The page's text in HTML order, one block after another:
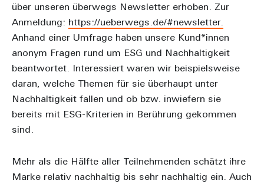
über unseren überwegs Newsletter erhoben. Zur
Anmeldung: https://ueberwegs.de/#newsletter.
Anhand einer Umfrage haben unsere Kund*innen
anonym Fragen rund um ESG und Nachhaltigkeit
beantwortet. Interessiert waren wir beispielsweise
daran, welche Themen für sie überhaupt unter
Nachhaltigkeit fallen und ob bzw. inwiefern sie
bereits mit ESG-Kriterien in Berührung gekommen
sind.
Mehr als die Hälfte aller Teilnehmenden schätzt ihre
Marke relativ nachhaltig bis sehr nachhaltig ein. Auch